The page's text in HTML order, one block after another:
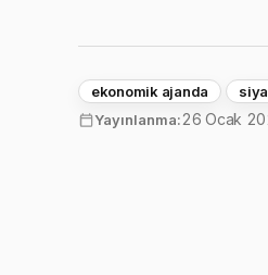
ekonomik ajanda
Yayınlanma:26 Ocak